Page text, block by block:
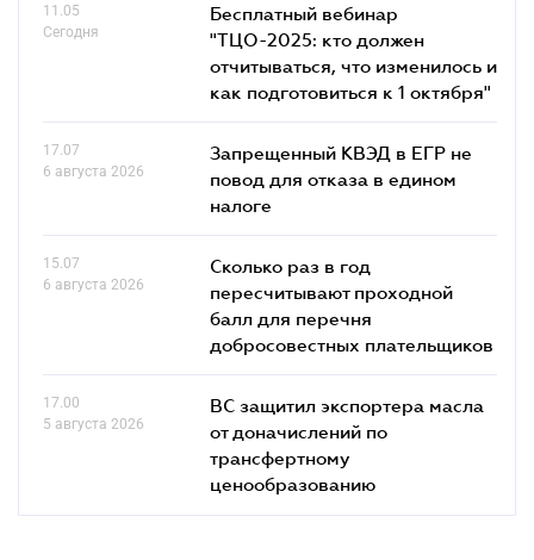
11.05
Сегодня
Бесплатный вебинар
"ТЦО-2025: кто должен
отчитываться, что изменилось и
как подготовиться к 1 октября"
17.07
6 августа 2026
Запрещенный КВЭД в ЕГР не
повод для отказа в едином
налоге
15.07
6 августа 2026
Сколько раз в год
пересчитывают проходной
балл для перечня
добросовестных плательщиков
17.00
5 августа 2026
ВС защитил экспортера масла
от доначислений по
трансфертному
ценообразованию